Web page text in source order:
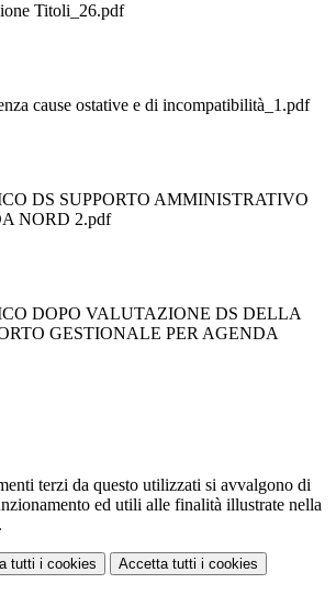
Titoli_26.pdf
cause ostative e di incompatibilità_1.pdf
DS SUPPORTO AMMINISTRATIVO
NORD 2.pdf
DOPO VALUTAZIONE DS DELLA
GESTIONALE PER AGENDA
terzi da questo utilizzati si avvalgono di
ed utili alle finalità illustrate nella
.
tutti i cookies Accetta tutti i cookies